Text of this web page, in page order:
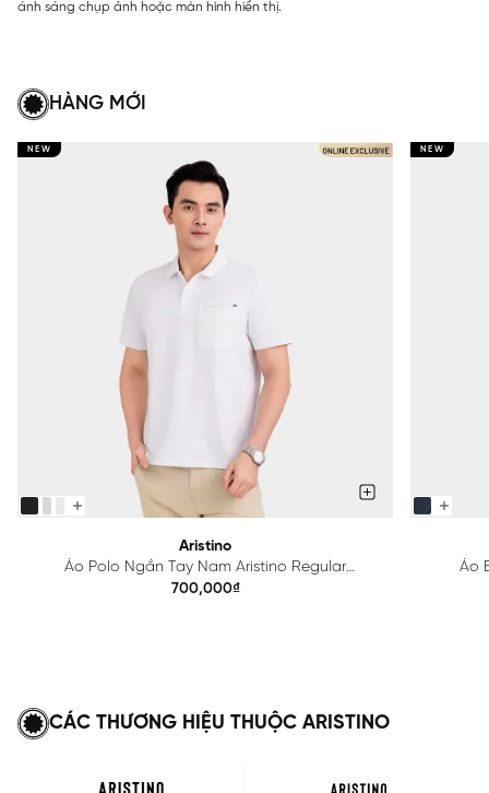
ánh sáng chụp ảnh hoặc màn hình hiển thị.
HÀNG MỚI
NEW
Aristino
Áo Polo Ngắn Tay Nam Aristino Regular
APS615EDP01
700,000₫
NEW
Áo
CÁC THƯƠNG HIỆU THUỘC ARISTINO